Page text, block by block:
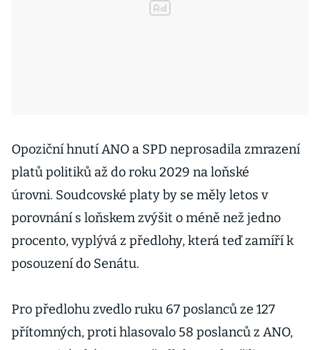
Opoziční hnutí ANO a SPD neprosadila zmrazení
platů politiků až do roku 2029 na loňské
úrovni. Soudcovské platy by se měly letos v
porovnání s loňskem zvýšit o méně než jedno
procento, vyplývá z předlohy, která teď zamíří k
posouzení do Senátu.
Pro předlohu zvedlo ruku 67 poslanců ze 127
přítomných, proti hlasovalo 58 poslanců z ANO,